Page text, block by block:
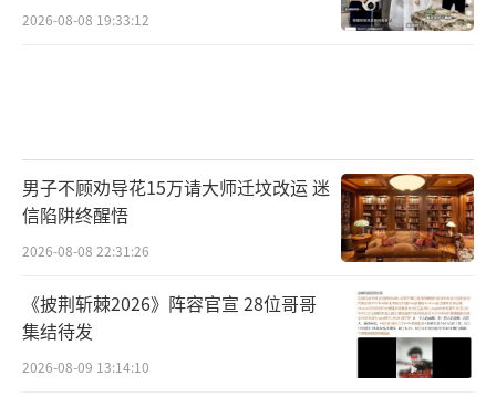
2026-08-08 19:33:12
男子不顾劝导花15万请大师迁坟改运 迷
信陷阱终醒悟
2026-08-08 22:31:26
《披荆斩棘2026》阵容官宣 28位哥哥
集结待发
2026-08-09 13:14:10